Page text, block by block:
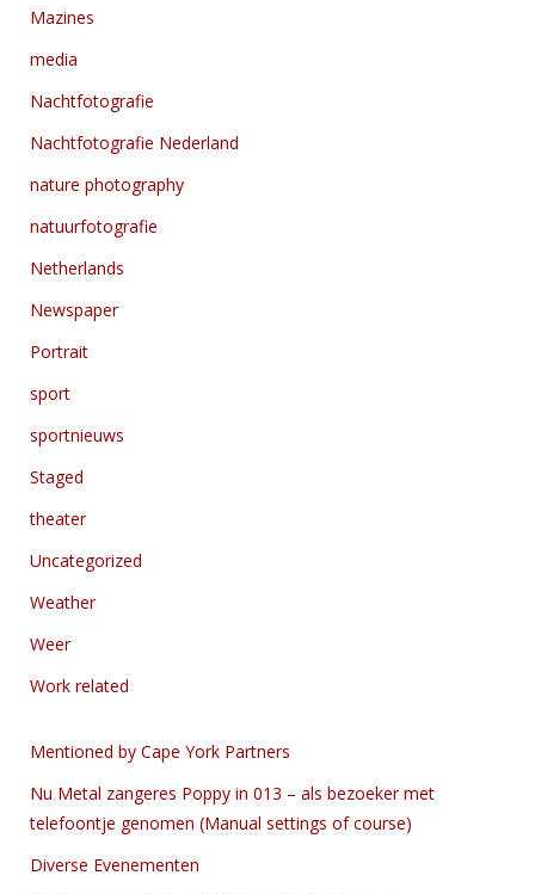
Mazines
media
Nachtfotografie
Nachtfotografie Nederland
nature photography
natuurfotografie
Netherlands
Newspaper
Portrait
sport
sportnieuws
Staged
theater
Uncategorized
Weather
Weer
Work related
Mentioned by Cape York Partners
Nu Metal zangeres Poppy in 013 – als bezoeker met
telefoontje genomen (Manual settings of course)
Diverse Evenementen